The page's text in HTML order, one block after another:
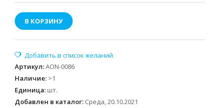
В КОРЗИНУ
Артикул:AON-0086
Наличие: >1
Единица: шт.
Добавлен в каталог: Среда, 20.10.2021